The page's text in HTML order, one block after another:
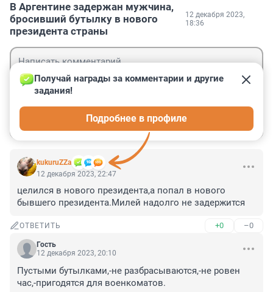
В Аргентине задержан мужчина,
бросивший бутылку в нового
президента страны
12 декабря 2023,
18:36
kukuruZZa
Получай награды за комментарии и другие
задания!
Подробнее в профиле
12 декабря 2023, 22:47
целился в нового президента,а попал в нового
бывшего президента.Милей надолго не задержится
ОТВЕТИТЬ +0 –0
Гость
12 декабря 2023, 20:10
Пустыми бутылками,-не разбрасываются,-не ровен
час,-пригодятся для военкоматов.